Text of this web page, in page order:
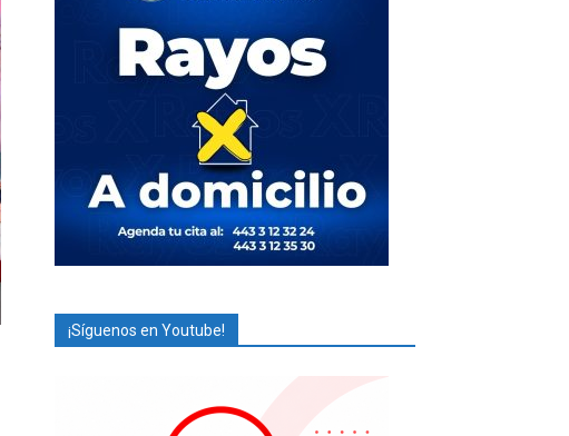
¡Síguenos en Youtube!